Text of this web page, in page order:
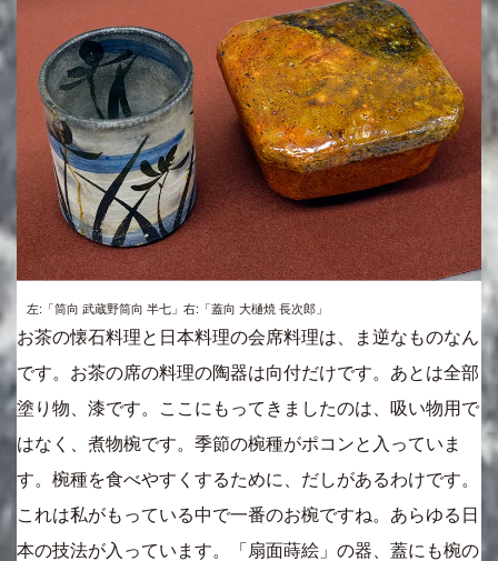
左:「筒向 武蔵野筒向 半七」右:「蓋向 大樋焼 長次郎」
お茶の懐石料理と日本料理の会席料理は、ま逆なものなん
です。お茶の席の料理の陶器は向付だけです。あとは全部
塗り物、漆です。ここにもってきましたのは、吸い物用で
はなく、煮物椀です。季節の椀種がポコンと入っていま
す。椀種を食べやすくするために、だしがあるわけです。
これは私がもっている中で一番のお椀ですね。あらゆる日
本の技法が入っています。「扇面蒔絵」の器、蓋にも椀の